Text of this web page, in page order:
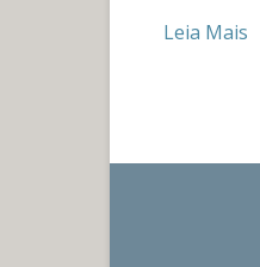
Leia Mais